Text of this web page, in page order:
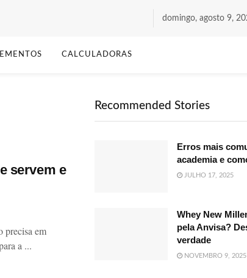
domingo, agosto 9,
CALCULADORAS
servem e
precisa em
a ...
Recommended Stories
Erros mais
academia e
JULHO 17, 2025
Whey New
pela Anvisa?
verdade
NOVEMBRO 9, 2025